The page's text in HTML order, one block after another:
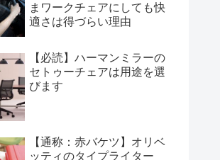
まワークチェアにしても快
適さは得づらい理由
【必読】ハーマンミラーの
セトゥーチェアは用途を選
びます
【通称：赤バケツ】オリベ
ッティのタイプライター